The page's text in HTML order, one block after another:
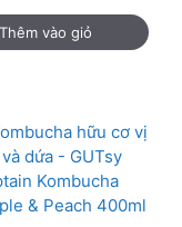
Thêm vào giỏ